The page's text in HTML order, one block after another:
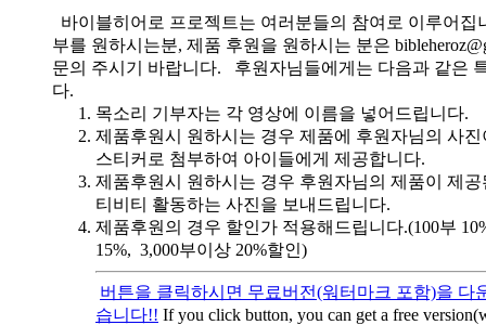
바이블히어로 프로젝트는 여러분들의 참여로 이루어집
부를 원하시는분, 제품 후원을 원하시는 분은
문의 주시기 바랍니다. 후원자님들에게는 다음과 같은
다.
목소리 기부자는 각 영상에 이름을 넣어드립니다.
제품후원시 원하시는 경우 제품에 후원자님의 사
스티커로 첨부하여 아이들에게 제공합니다.
제품후원시 원하시는 경우 후원자님의 제품이 제
티비티 활동하는 사진을 보내드립니다.
제품후원의 경우 할인가 적용해드립니다.(100부
15%, 3,000부이상 20%할인)
버튼을 클릭하시면 무료버전(워터마크 포함)을 다
습니다!! If you click button, you can get a free